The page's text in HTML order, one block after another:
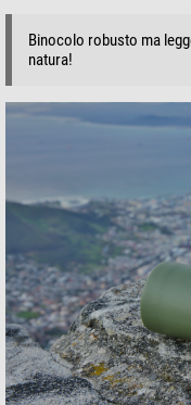
Binocolo robusto ma
natura!